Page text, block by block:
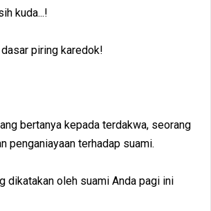
kuda...!
piring karedok!
bertanya kepada terdakwa, seorang
penganiayaan terhadap suami.
dikatakan oleh suami Anda pagi ini